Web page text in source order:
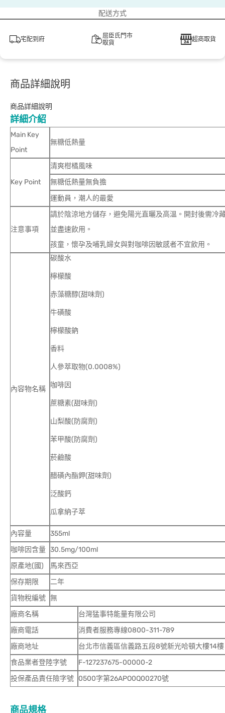
配送方式
宅配到府
屈臣氏門市
取貨
超商取貨
商品詳細說明
商品詳細說明
詳細介紹
Main Key
Point
無糖低熱量
Key Point
清爽柑橘風味
無糖低熱量無負擔
運動員，潮人的最愛
注意事項
請於陰涼地方儲存，避免陽光直曬及高溫。開封後需冷
並盡速飲用。
孩童，懷孕及哺乳婦女與對咖啡因敏感者不宜飲用。
內容物名稱
碳酸水
檸檬酸
赤藻糖醇(甜味劑)
牛磺酸
檸檬酸鈉
香料
人參萃取物(0.0008%)
咖啡因
蔗糖素(甜味劑)
山梨酸(防腐劑)
苯甲酸(防腐劑)
菸鹼酸
醋磺內酯鉀(甜味劑)
泛酸鈣
瓜拿納子萃
內容量
355ml
咖啡因含量 30.5mg/100ml
原產地(國)
馬來西亞
保存期限
二年
貨物稅編號 無
廠商名稱
台灣猛事特能量有限公司
廠商電話
消費者服務專線0800-311-789
廠商地址
台北市信義區信義路五段8號新光哈頓大樓14樓
食品業者登陸字號
F-127237675-00000-2
投保產品責任險字號 0500字第26APO0Q00270號
商品規格